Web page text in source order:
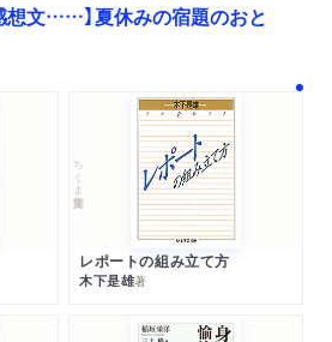
想文……】夏休みの宿題のおと
ちくま学芸文庫
レポートの組み立て方
木下是雄著